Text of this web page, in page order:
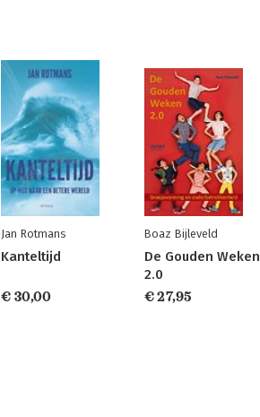
Jan Rotmans
Kanteltijd
€ 30,00
Boaz Bijleveld
De Gouden Weken
2.0
€ 27,95